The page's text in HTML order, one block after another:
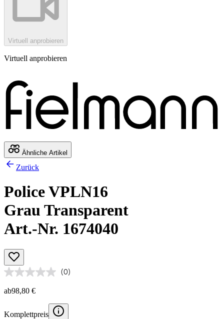
Virtuell anprobieren
Virtuell anprobieren
Ähnliche Artikel
Zurück
Police VPLN16
Grau Transparent
Art.-Nr. 1674040
(0)
ab98,80 €
Komplettpreis